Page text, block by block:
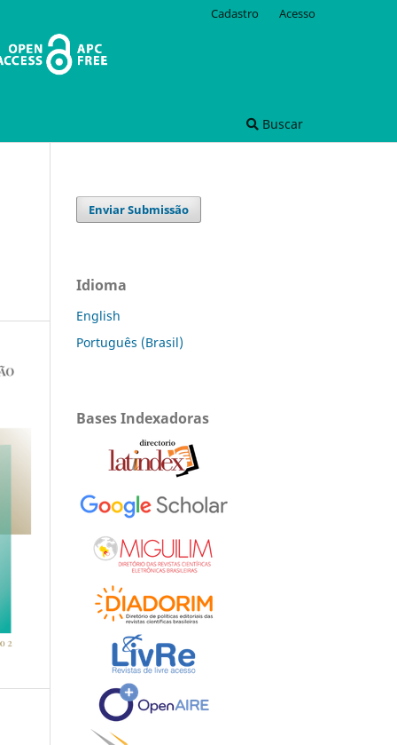
Buscar
Cadastro Acesso
Enviar Submissão
Idioma
English
Português (Brasil)
Bases Indexadoras